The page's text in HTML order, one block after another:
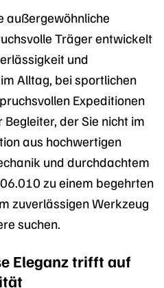
außergewöhnliche
Träger entwickelt
und
Alltag, bei sportlichen
Expeditionen
der Sie nicht im
aus hochwertigen
und durchdachtem
zu einem begehrten
zuverlässigen Werkzeug
suchen.
Eleganz trifft auf